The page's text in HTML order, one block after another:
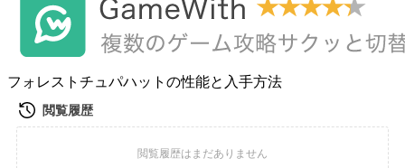
フォレストチュパハットの性能と入手方法